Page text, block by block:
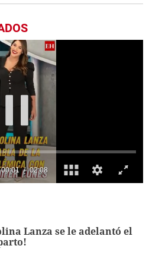
Lanza se le adelantó el